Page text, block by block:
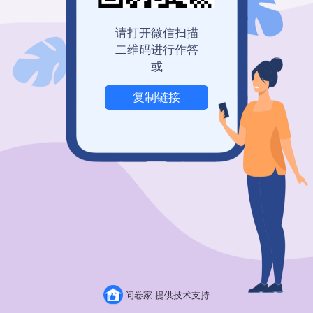
立即开始
请打开微信扫描
二维码进行作答
或
复制链接
问卷家 提供技术支持